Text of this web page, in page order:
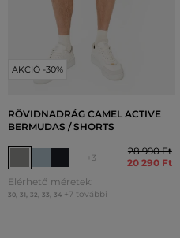
AKCIÓ -30%
RÖVIDNADRÁG CAMEL ACTIVE
BERMUDAS / SHORTS
+3
28 990 Ft
20 290 Ft
Elérhető méretek:
30, 31 32 33 34 +7 további